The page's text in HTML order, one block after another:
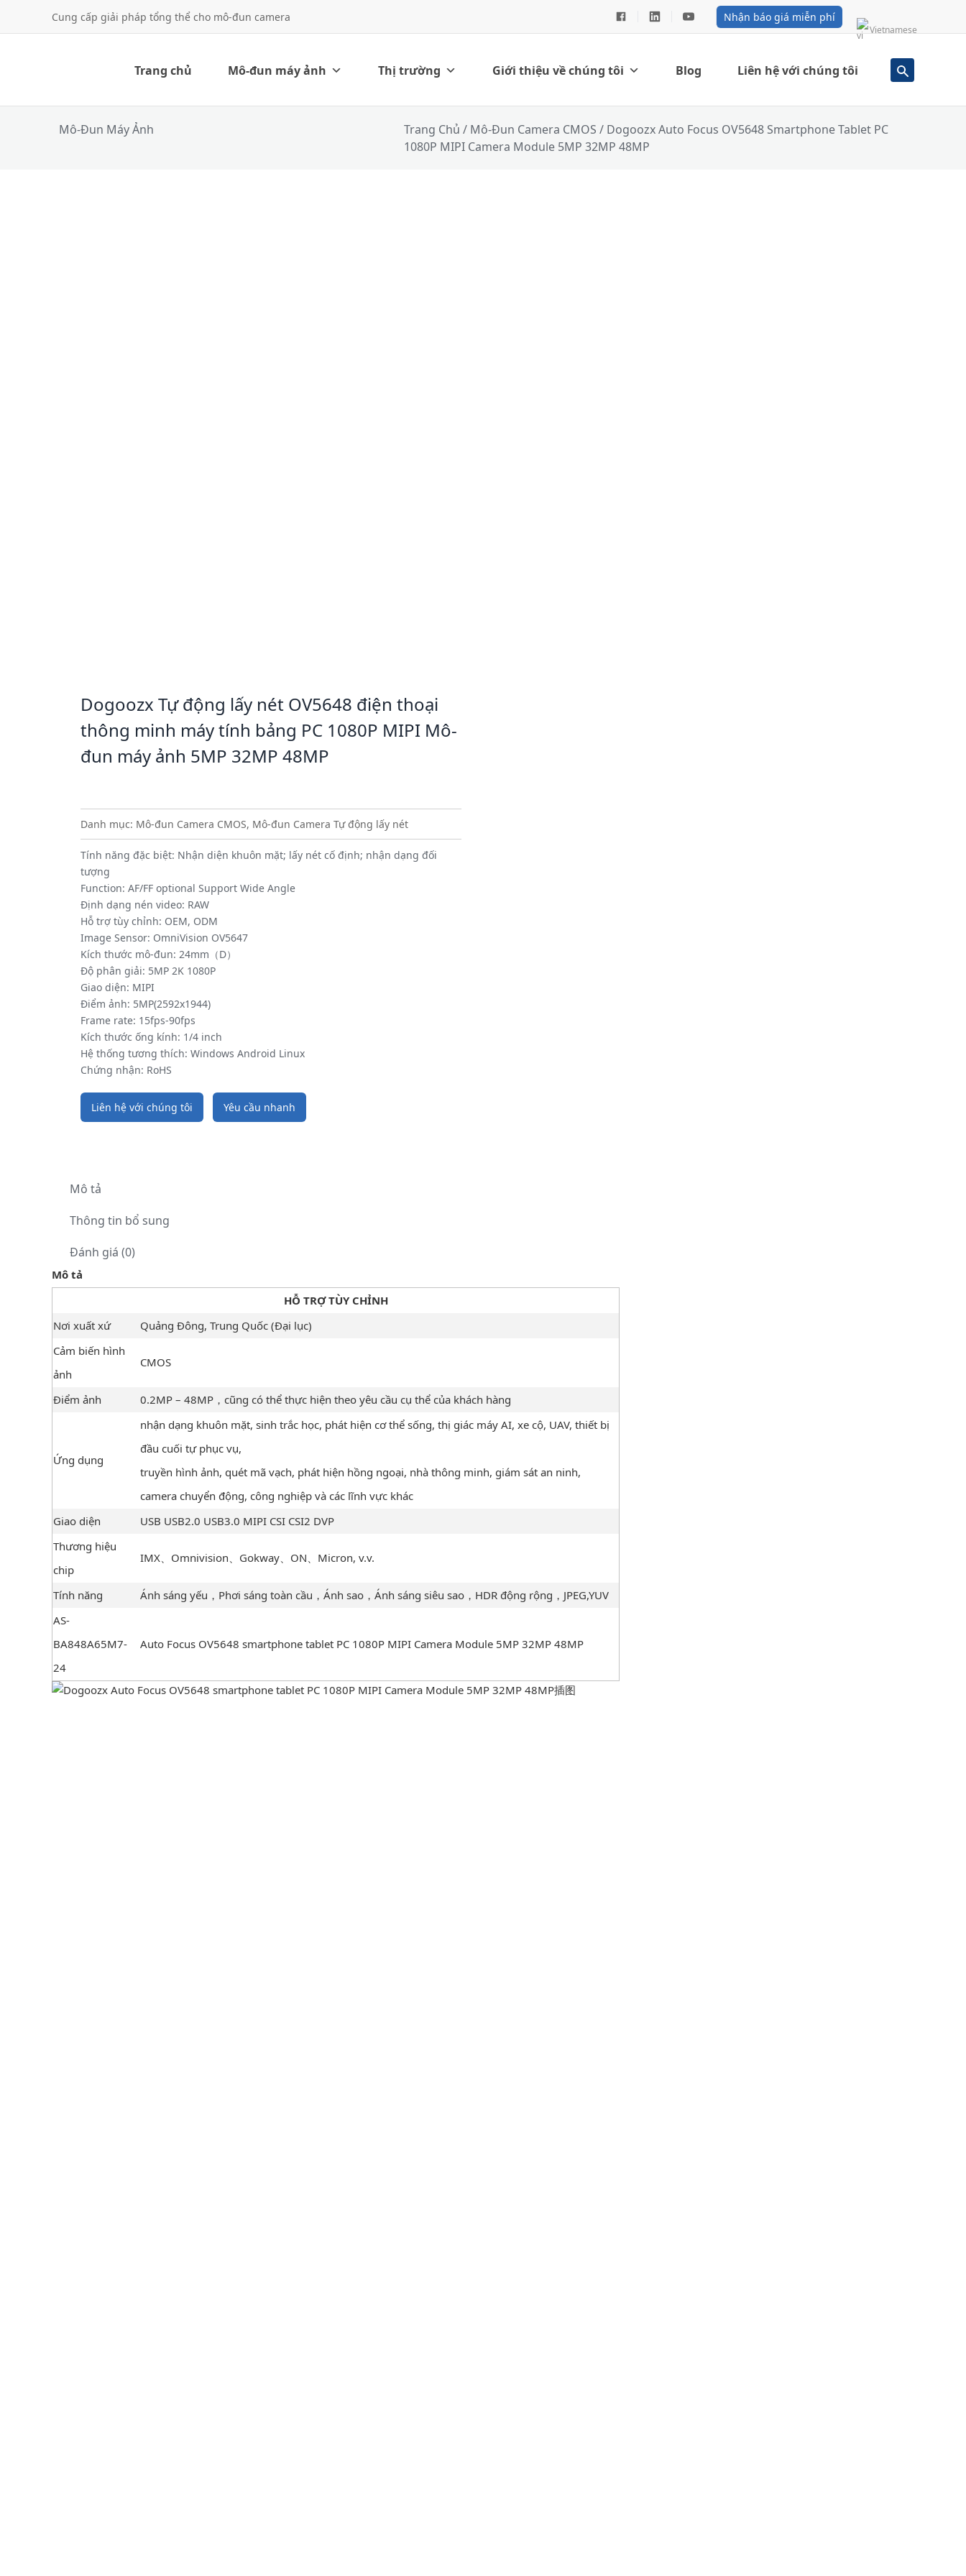
Cung cấp giải pháp tổng thể cho mô-đun camera Nhận báo giá miễn phí
Vietnamese
Trang chủ Mô-đun máy ảnh Thị trường Giới thiệu về chúng tôi Blog Liên hệ với chúng tôi
Mô-Đun Máy Ảnh Trang Chủ / Mô-Đun Camera CMOS / Dogoozx Auto Focus OV5648 Smartphone Tablet PC
1080P MIPI Camera Module 5MP 32MP 48MP
Dogoozx Tự động lấy nét OV5648 điện thoại
thông minh máy tính bảng PC 1080P MIPI Mô-
đun máy ảnh 5MP 32MP 48MP
Tính năng đặc biệt: Nhận diện khuôn mặt; lấy nét cố định; nhận dạng đối
tượng
Function: AF/FF optional Support Wide Angle
Định dạng nén video: RAW
Hỗ trợ tùy chỉnh: OEM, ODM
Image Sensor: OmniVision OV5647
Kích thước mô-đun: 24mm（D）
Độ phân giải: 5MP 2K 1080P
Giao diện: MIPI
Điểm ảnh: 5MP(2592x1944)
Frame rate: 15fps-90fps
Kích thước ống kính: 1/4 inch
Hệ thống tương thích: Windows Android Linux
Chứng nhận: RoHS
Danh mục: Mô-đun Camera CMOS, Mô-đun Camera Tự động lấy nét
Liên hệ với chúng tôi Yêu cầu nhanh
Mô tả
Thông tin bổ sung
Đánh giá (0)
Mô tả
HỖ TRỢ TÙY CHỈNH
Nơi xuất xứ
Quảng Đông, Trung Quốc (Đại lục)
Cảm biến hình
ảnh
CMOS
Điểm ảnh 0.2MP – 48MP，cũng có thể thực hiện theo yêu cầu cụ thể của khách hàng
Ứng dụng
nhận dạng khuôn mặt, sinh trắc học, phát hiện cơ thể sống, thị giác máy AI, xe cộ, UAV, thiết bị
đầu cuối tự phục vụ,
truyền hình ảnh, quét mã vạch, phát hiện hồng ngoại, nhà thông minh, giám sát an ninh,
camera chuyển động, công nghiệp và các lĩnh vực khác
Giao diện
USB USB2.0 USB3.0 MIPI CSI CSI2 DVP
Thương hiệu
chip
IMX、Omnivision、Gokway、ON、Micron, v.v.
Tính năng
Ánh sáng yếu，Phơi sáng toàn cầu，Ánh sao，Ánh sáng siêu sao，HDR động rộng，JPEG,YUV
AS-
BA848A65M7-
24
Auto Focus OV5648 smartphone tablet PC 1080P MIPI Camera Module 5MP 32MP 48MP